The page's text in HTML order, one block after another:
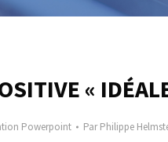
«
Powerpoint ParPhilippe